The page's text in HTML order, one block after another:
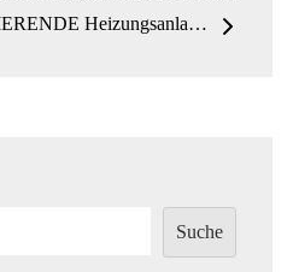
Heizungsanla…
Suche